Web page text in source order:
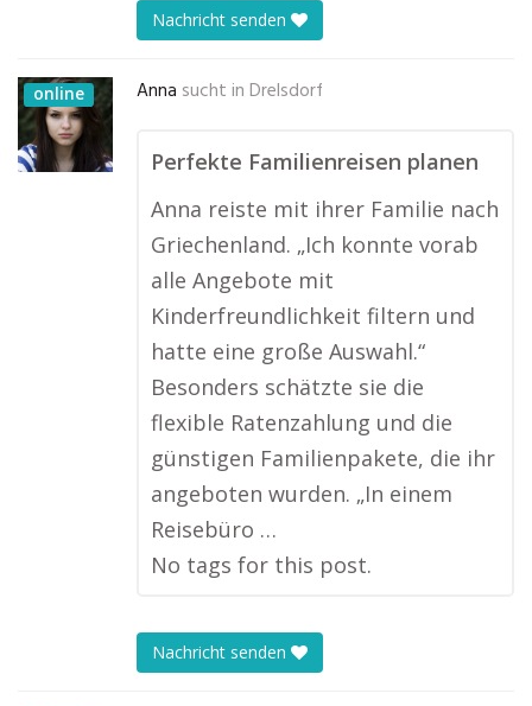
Nachricht senden
online Anna sucht in Drelsdorf
Perfekte Familienreisen planen
Anna reiste mit ihrer Familie nach
Griechenland. „Ich konnte vorab
alle Angebote mit
Kinderfreundlichkeit filtern und
hatte eine große Auswahl.“
Besonders schätzte sie die
flexible Ratenzahlung und die
günstigen Familienpakete, die ihr
angeboten wurden. „In einem
Reisebüro …
No tags for this post.
Nachricht senden